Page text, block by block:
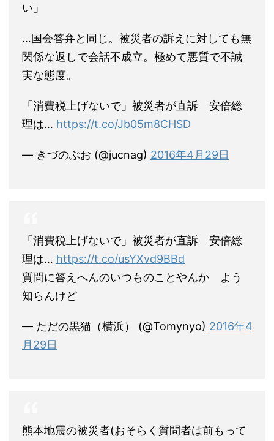
い」
…国会答弁と同じ。被災者の訴えに対しても無
関係な返しで会話不成立。極めて悪質で不誠
実な態度。
「消費税上げないで」被災者が直訴 安倍総
理は… https://t.co/Jb05m8CHSD
— きづのぶお (@jucnag) 2016年4月29日
「消費税上げないで」被災者が直訴 安倍総
理は… https://t.co/usYXvd9BBd
質問に答えへんのいつものことやんか よう
知らんけど
— ただの黒猫（横浜） (@Tomynyo) 2016年4
月29日
熊本地震の被災者(おそらく質問者は前もって